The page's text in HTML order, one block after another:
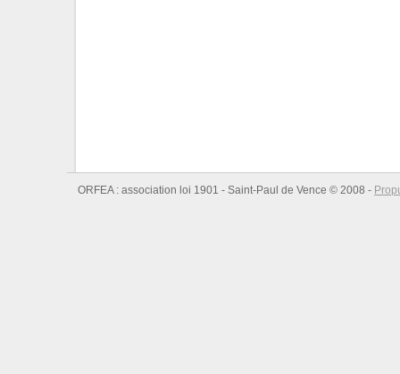
ORFEA : association loi 1901 - Saint-Paul de Vence © 2008 -